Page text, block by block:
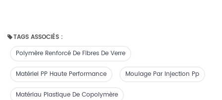
TAGS ASSOCIÉS :
Polymère Renforcé De Fibres De Verre
Matériel PP Haute Performance Moulage Par Injection Pp
Matériau Plastique De Copolymère